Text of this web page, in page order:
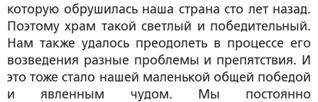
которую обрушилась наша страна сто лет назад.
Поэтому храм такой светлый и победительный.
Нам также удалось преодолеть в процессе его
возведения разные проблемы и препятствия. И
это тоже стало нашей маленькой общей победой
и явленным чудом. Мы постоянно